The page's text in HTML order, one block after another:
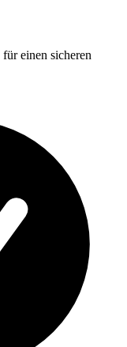
für einen sicheren